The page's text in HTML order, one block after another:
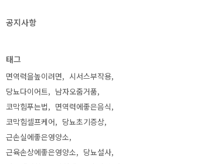
공지사항
태그
면역력을높이려면
시서스부작용
당뇨다이어트
남자오줌거품
코막힘푸는법
면역력에좋은음식
코막힘셀프케어
당뇨초기증상
근손실에좋은영양소
근육손상에좋은영양소
당뇨설사